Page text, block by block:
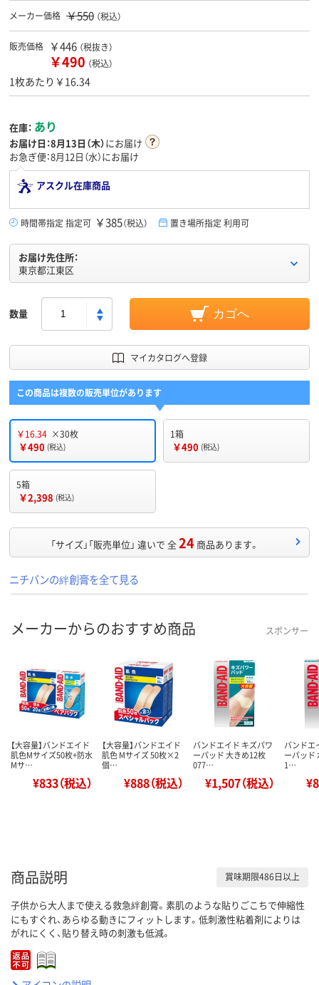
メーカー価格 ￥550 （税込）
販売価格 ￥446 （税抜き）
￥490 （税込）
1枚あたり￥16.34
在庫： あり
お届け日：8月13日（木）にお届け
お急ぎ便：8月12日（水）にお届け
アスクル在庫商品
時間帯指定 指定可 ￥385（税込） 置き場所指定 利用可
お届け先住所：
東京都江東区
数量 カゴへ
マイカタログへ登録
この商品は複数の販売単位があります
￥16.34 ×30枚
￥490 (税込)
1箱
￥490 (税込)
5箱
￥2,398 (税込)
「サイズ」「販売単位」 違いで 全24 商品あります。
ニチバンの絆創膏を全て見る
メーカーからのおすすめ商品 スポンサー
【大容量】バンドエイド
肌色Mサイズ50枚+防水
Mサ…
¥833（税込）
【大容量】バンドエイド
肌色 Mサイズ 50枚×2
個…
¥888（税込）
バンドエイド キズパワ
ーパッド 大きめ12枚
077…
¥1,507（税込）
バンドエ
ーパッド
1…
商品説明 賞味期限486日以上
子供から大人まで使える救急絆創膏。素肌のような貼りごこちで伸縮性
にもすぐれ、あらゆる動きにフィットします。低刺激性粘着剤によりは
がれにくく、貼り替え時の刺激も低減。